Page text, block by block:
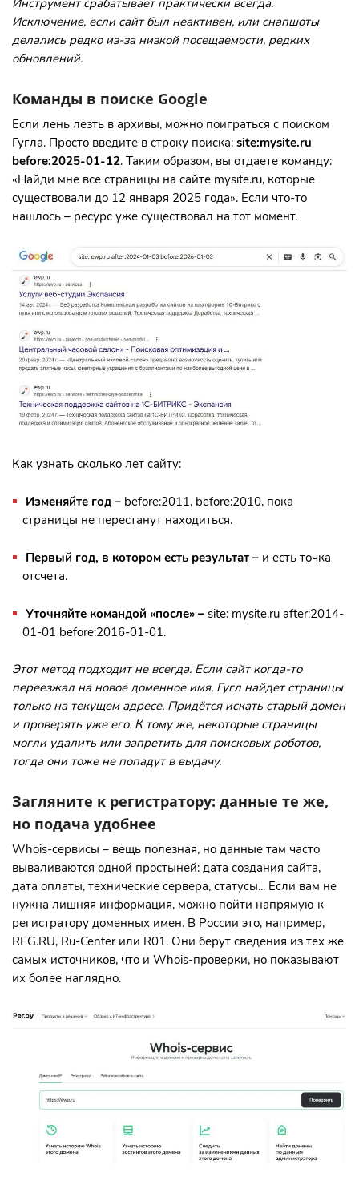
Исключение, если сайт был неактивен, или снапшоты
делались редко из-за низкой посещаемости, редких
обновлений.
Команды в поиске Google
Если лень лезть в архивы, можно поиграться с поиском
Гугла. Просто введите в строку поиска: site:mysite.ru
before:2025-01-12. Таким образом, вы отдаете команду:
«Найди мне все страницы на сайте mysite.ru, которые
существовали до 12 января 2025 года». Если что-то
нашлось – ресурс уже существовал на тот момент.
Как узнать сколько лет сайту:
Изменяйте год – before:2011, before:2010, пока
страницы не перестанут находиться.
Первый год, в котором есть результат – и есть точка
отсчета.
Уточняйте командой «после» – site: mysite.ru after:2014-
01-01 before:2016-01-01.
Этот метод подходит не всегда. Если сайт когда-то
переезжал на новое доменное имя, Гугл найдет страницы
только на текущем адресе. Придётся искать старый домен
и проверять уже его. К тому же, некоторые страницы
могли удалить или запретить для поисковых роботов,
тогда они тоже не попадут в выдачу.
Загляните к регистратору: данные те же,
но подача удобнее
Whois-сервисы – вещь полезная, но данные там часто
вываливаются одной простыней: дата создания сайта,
дата оплаты, технические сервера, статусы... Если вам не
нужна лишняя информация, можно пойти напрямую к
регистратору доменных имен. В России это, например,
REG.RU, Ru-Center или R01. Они берут сведения из тех же
самых источников, что и Whois-проверки, но показывают
их более наглядно.